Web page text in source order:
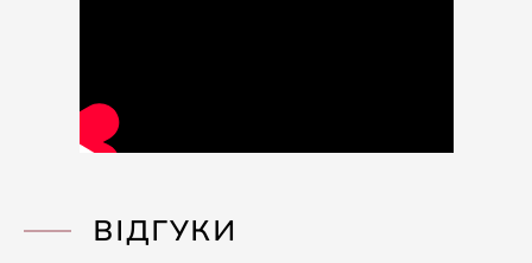
ВІДГУКИ